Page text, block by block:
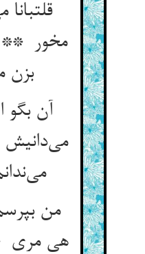
مخور **
بزن مقصود بر
آن
می‌ندانم در مکش
من
هی مری